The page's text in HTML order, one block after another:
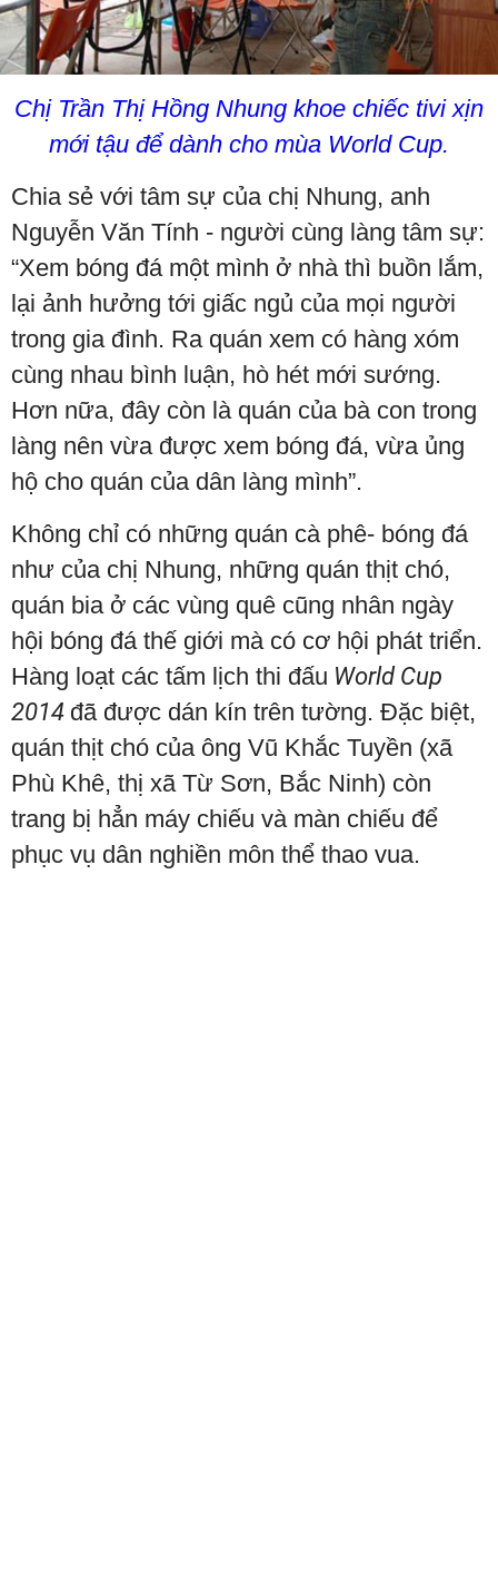
Chị Trần Thị Hồng Nhung khoe chiếc tivi xịn
mới tậu để dành cho mùa World Cup.
Chia sẻ với tâm sự của chị Nhung, anh
Nguyễn Văn Tính - người cùng làng tâm sự:
“Xem bóng đá một mình ở nhà thì buồn lắm,
lại ảnh hưởng tới giấc ngủ của mọi người
trong gia đình. Ra quán xem có hàng xóm
cùng nhau bình luận, hò hét mới sướng.
Hơn nữa, đây còn là quán của bà con trong
làng nên vừa được xem bóng đá, vừa ủng
hộ cho quán của dân làng mình”.
Không chỉ có những quán cà phê- bóng đá
như của chị Nhung, những quán thịt chó,
quán bia ở các vùng quê cũng nhân ngày
hội bóng đá thế giới mà có cơ hội phát triển.
Hàng loạt các tấm lịch thi đấu World Cup
2014 đã được dán kín trên tường. Đặc biệt,
quán thịt chó của ông Vũ Khắc Tuyền (xã
Phù Khê, thị xã Từ Sơn, Bắc Ninh) còn
trang bị hẳn máy chiếu và màn chiếu để
phục vụ dân nghiền môn thể thao vua.